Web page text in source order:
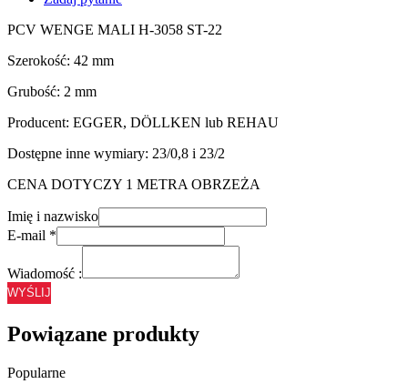
PCV WENGE MALI H-3058 ST-22
Szerokość: 42 mm
Grubość: 2 mm
Producent: EGGER, DÖLLKEN lub REHAU
Dostępne inne wymiary: 23/0,8 i 23/2
CENA DOTYCZY 1 METRA OBRZEŻA
Imię i nazwisko
E-mail *
Wiadomość :
WYŚLIJ
Powiązane produkty
Popularne